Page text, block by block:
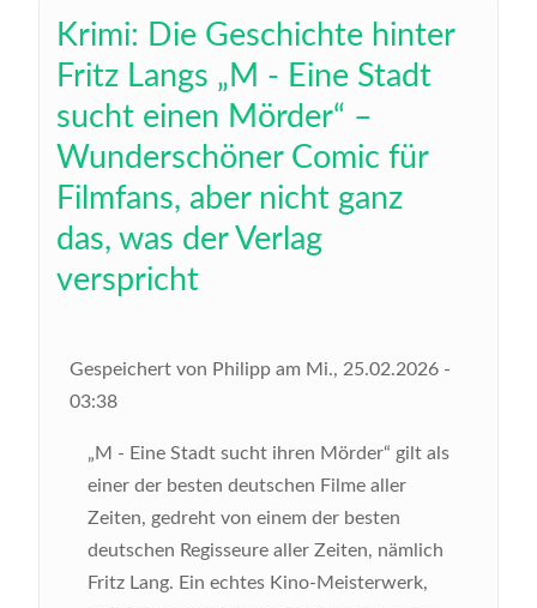
Krimi: Die Geschichte hinter
Fritz Langs „M - Eine Stadt
sucht einen Mörder“ –
Wunderschöner Comic für
Filmfans, aber nicht ganz
das, was der Verlag
verspricht
Gespeichert von Philipp am Mi., 25.02.2026 -
03:38
„M - Eine Stadt sucht ihren Mörder“ gilt als
einer der besten deutschen Filme aller
Zeiten, gedreht von einem der besten
deutschen Regisseure aller Zeiten, nämlich
Fritz Lang. Ein echtes Kino-Meisterwerk,